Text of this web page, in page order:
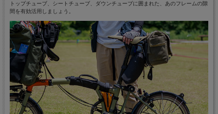
トップチューブ、シートチューブ、ダウンチューブに囲まれた、あのフレームの隙
間を有効活用しましょう。